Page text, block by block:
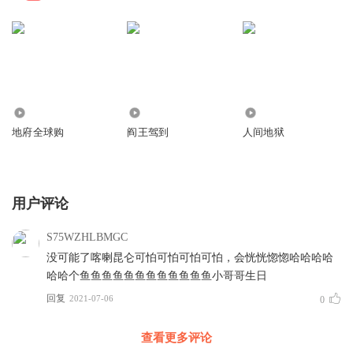
地府全球购 阎王驾到 人间地狱
用户评论
S75WZHLBMGC
没可能了喀喇昆仑可怕可怕可怕可怕，会恍恍惚惚哈哈哈哈
哈哈个鱼鱼鱼鱼鱼鱼鱼鱼鱼鱼鱼鱼小哥哥生日
回复 2021-07-06 0
查看更多评论